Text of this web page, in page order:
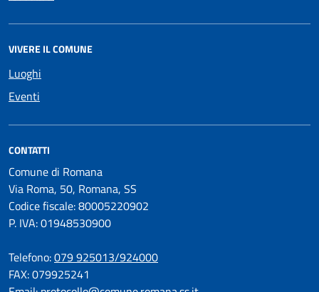
VIVERE IL COMUNE
Luoghi
Eventi
CONTATTI
Comune di Romana
Via Roma, 50, Romana, SS
Codice fiscale: 80005220902
P. IVA: 01948530900
Telefono:079 925013/924000
FAX: 079925241